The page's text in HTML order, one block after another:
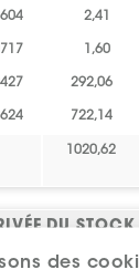
des
2,41
1,60
292,06
722,14
1020,62
DU STOCK
Emplaceme
vous